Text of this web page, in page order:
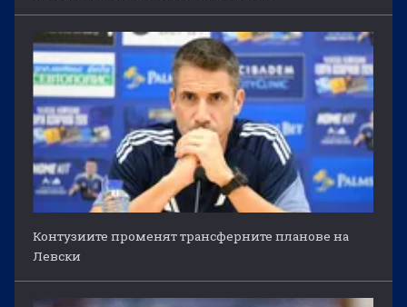
Контузиите променят трансферните планове на
Левски